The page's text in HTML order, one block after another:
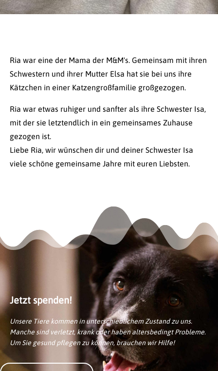
Ria war eine der Mama der M&M's. Gemeinsam mit ihren
Schwestern und ihrer Mutter Elsa hat sie bei uns ihre
Kätzchen in einer Katzengroßfamilie großgezogen.
Ria war etwas ruhiger und sanfter als ihre Schwester Isa,
mit der sie letztendlich in ein gemeinsames Zuhause
gezogen ist.
Liebe Ria, wir wünschen dir und deiner Schwester Isa
viele schöne gemeinsame Jahre mit euren Liebsten.
Jetzt spenden!
Unsere Tiere kommen in unterschiedlichem Zustand zu uns.
Manche sind verletzt, krank oder haben altersbedingt Probleme.
Um Sie gesund pflegen zu können, brauchen wir Hilfe!